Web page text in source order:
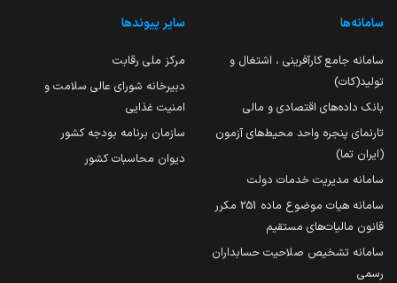
سامانه‌ها
سامانه جامع کارآفرینی ، اشتغال و
تولید(کات)
بانک داده‌های اقتصادی و مالی
تارنمای پنجره واحد محیط‌های آزمون
(ایران تما)
سامانه مدیریت خدمات دولت
سامانه هیات موضوع ماده 251 مکرر
قانون مالیات‌های مستقیم
سامانه تشخیص صلاحیت حسابداران
رسمی
سایر پیوندها
مرکز ملی رقابت
دبیرخانه شورای عالی سلامت و
امنیت غذایی
سازمان برنامه بودجه کشور
دیوان محاسبات کشور